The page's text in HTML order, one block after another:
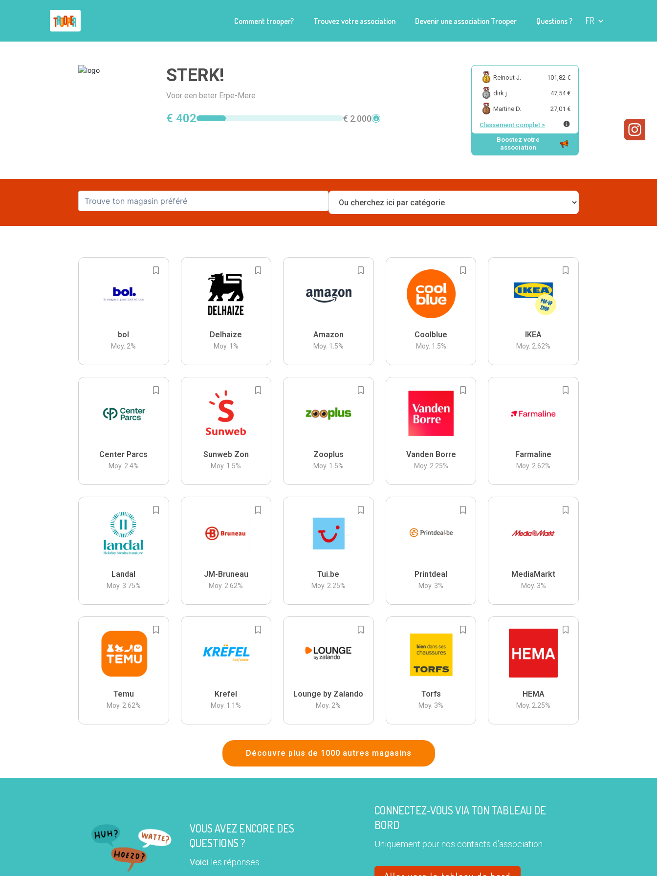
Comment trooper? Trouvez votre association Devenir une association Trooper Questions ? FR
STERK!
Voor een beter Erpe-Mere
€ 402 € 2.000
Reinout J. 101,82 €
dirk j. 47,54 €
Martine D. 27,01 €
Classement complet >
Boostez votre
association
bol
Moy. 2%
Delhaize
Moy. 1 %
Amazon
Moy. 1.5%
Coolblue
Moy. 1.5%
IKEA
Moy. 2.62%
Center Parcs
Moy. 2.4%
Sunweb Zon
Moy. 1.5%
Zooplus
Moy. 1.5%
Vanden Borre
Moy. 2.25%
Farmaline
Moy. 2.62%
Landal
Moy. 3.75%
JM-Bruneau
Moy. 2.62%
Tui.be
Moy. 2.25%
Printdeal
Moy. 3%
MediaMarkt
Moy. 3%
Temu
Moy. 2.62%
Krefel
Moy. 1.1 %
Lounge by Zalando
Moy. 2%
Torfs
Moy. 3%
HEMA
Moy. 2.25%
Découvre plus de 1000 autres magasins
VOUS AVEZ ENCORE DES
QUESTIONS ?
Voici les réponses
CONNECTEZ-VOUS VIA TON TABLEAU DE
BORD
Uniquement pour nos contacts d'association